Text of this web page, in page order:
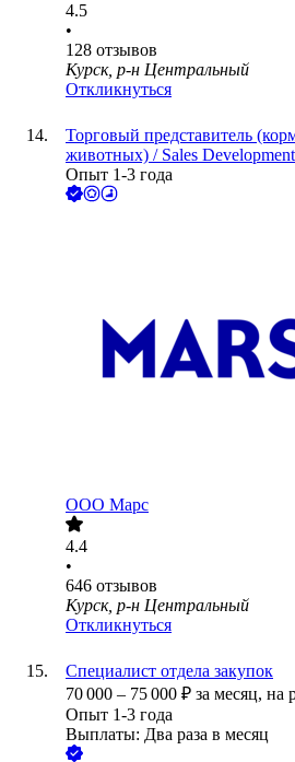
4.5
•
128 отзывов
Курск, р-н Центральный
Откликнуться
Торговый представитель
животных) / Sales
Опыт 1-3 года
ООО Марс
4.4
•
646 отзывов
Курск, р-н Центральный
Откликнуться
Специалист отдела закупок
70 000 – 75 000 ₽ за месяц, на
Опыт 1-3 года
Выплаты: Два раза в месяц